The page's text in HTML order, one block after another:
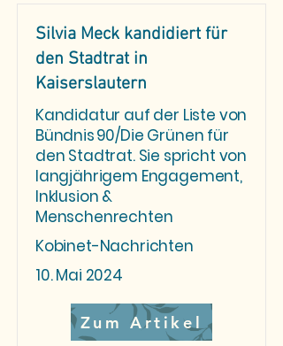
Silvia Meck kandidiert für
den Stadtrat in
Kaiserslautern
Kandidatur auf der Liste von
Bündnis 90/Die Grünen für
den Stadtrat. Sie spricht von
langjährigem Engagement,
Inklusion &
Menschenrechten
Kobinet-Nachrichten
10. Mai 2024
Zum Artikel